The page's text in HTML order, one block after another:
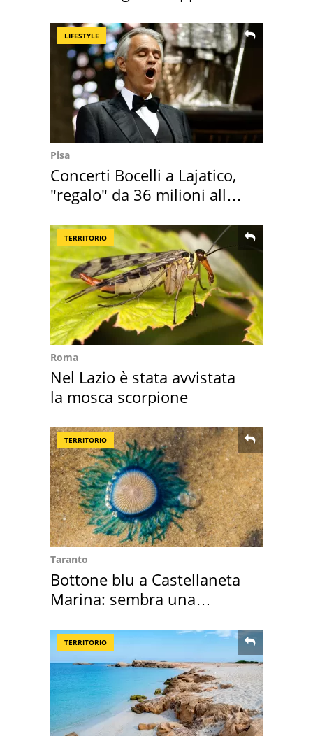
LIFESTYLE
Pisa
Concerti Bocelli a Lajatico,
"regalo" da 36 milioni alla
TERRITORIO
Roma
Nel Lazio è stata avvistata
la mosca scorpione
TERRITORIO
Taranto
Bottone blu a Castellaneta
Marina: sembra una
TERRITORIO